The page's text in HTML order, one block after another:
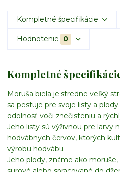
Kompletné špecifikácie
Hodnotenie 0
Kompletné
Moruša biela je stredne veľký
sa pestuje pre svoje listy a
odolnosť voči znečisteniu a
Jeho listy sú výživnou pre larvy
hodvábnych červov, ktorých
výrobu hodvábu.
Jeho plody, známe ako moruše,